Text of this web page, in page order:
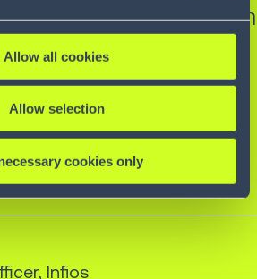
Allow all cookies
Allow selection
cookies only
um
für die
und
von morgen zu
Infios